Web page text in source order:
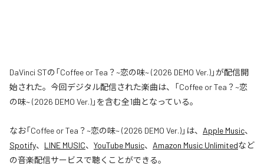
DaVinci STの「Coffee or Tea？~恋の味~ (2026 DEMO Ver.)」が配信開
始された。今回デジタル配信された楽曲は、「Coffee or Tea？~恋
の味~ (2026 DEMO Ver.)」を含む全1曲となっている。
なお「Coffee or Tea？~恋の味~ (2026 DEMO Ver.)」は、 Apple Music、
Spotify、 LINE MUSIC、 YouTube Music、 Amazon Music Unlimitedなど
の音楽配信サービスで聴くことができる。